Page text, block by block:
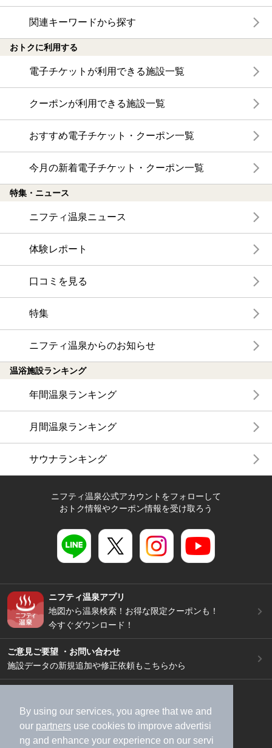
By using our services, you agree that we and
our partners use cookies to improve advertisi
ng and enhance your experience on our servi
関連キーワードから探す
おトクに利用する
電子チケットが利用できる施設一覧
クーポンが利用できる施設一覧
おすすめ電子チケット・クーポン一覧
今月の新着電子チケット・クーポン一覧
特集・ニュース
ニフティ温泉ニュース
体験レポート
口コミを見る
特集
ニフティ温泉からのお知らせ
温浴施設ランキング
年間温泉ランキング
月間温泉ランキング
サウナランキング
ニフティ温泉公式アカウントをフォローして
おトク情報やクーポン情報を受け取ろう
ニフティ温泉アプリ
地図から温泉検索！お得な限定クーポンも！
今すぐダウンロード！
ご意見ご要望 ・お問い合わせ
施設データの新規追加や修正依頼もこちらから
加盟店募集（資料請求）
広告出稿のご案内
利用規約
ライフスタイルMEMBERS+規約
特定商取引法に基づく表記
ヘルプ 採用情報